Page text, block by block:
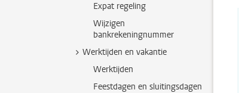
Expat regeling
Wijzigen
bankrekeningnummer
Werktijden en vakantie
Werktijden
Feestdagen en sluitingsdagen